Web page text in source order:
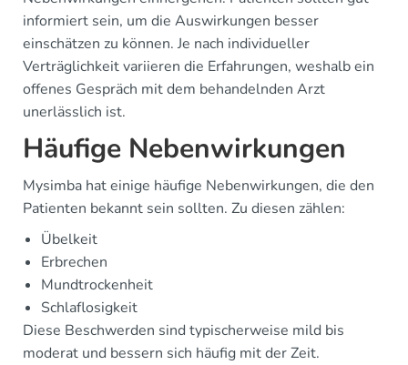
informiert sein, um die Auswirkungen besser
einschätzen zu können. Je nach individueller
Verträglichkeit variieren die Erfahrungen, weshalb ein
offenes Gespräch mit dem behandelnden Arzt
unerlässlich ist.
Häufige Nebenwirkungen
Mysimba hat einige häufige Nebenwirkungen, die den
Patienten bekannt sein sollten. Zu diesen zählen:
Übelkeit
Erbrechen
Mundtrockenheit
Schlaflosigkeit
Diese Beschwerden sind typischerweise mild bis
moderat und bessern sich häufig mit der Zeit.